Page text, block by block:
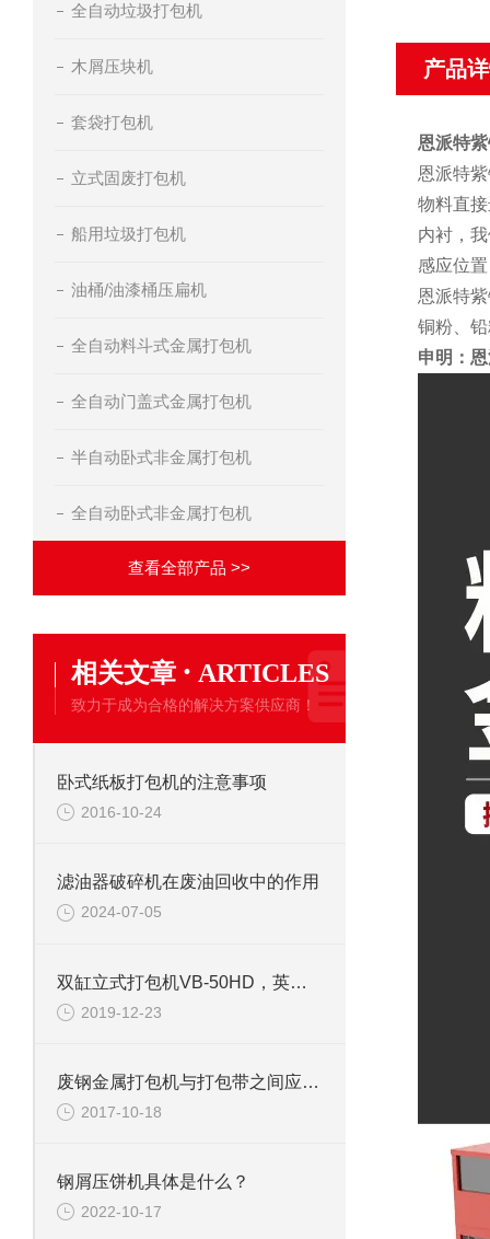
全自动垃圾打包机
木屑压块机
套袋打包机
立式固废打包机
船用垃圾打包机
油桶/油漆桶压扁机
全自动料斗式金属打包机
全自动门盖式金属打包机
半自动卧式非金属打包机
全自动卧式非金属打包机
查看全部产品 >>
相关文章 · ARTICLES
致力于成为合格的解决方案供应商！
卧式纸板打包机的注意事项
2016-10-24
滤油器破碎机在废油回收中的作用
2024-07-05
双缸立式打包机VB-50HD，英国DHL总公司
2019-12-23
废钢金属打包机与打包带之间应注意调整
2017-10-18
钢屑压饼机具体是什么？
2022-10-17
产品
恩派特
恩派特
物料直
内衬，
感应位
恩派特
铜粉、
申明：